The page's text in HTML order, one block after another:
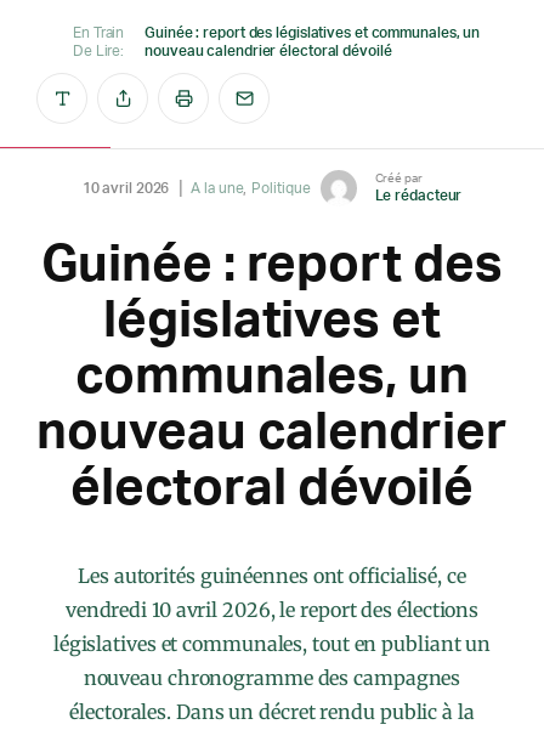
En Train
De Lire:
Guinée : report des législatives et communales, un
nouveau calendrier électoral dévoilé
10 avril 2026 A la une Politique
Créé par
Le rédacteur
Guinée : report des
législatives et
communales, un
nouveau calendrier
électoral dévoilé
Les autorités guinéennes ont officialisé, ce
vendredi 10 avril 2026, le report des élections
législatives et communales, tout en publiant un
nouveau chronogramme des campagnes
électorales. Dans un décret rendu public à la